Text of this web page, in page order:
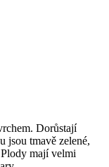
Dorůstají
jsou tmavě zelené,
mají velmi